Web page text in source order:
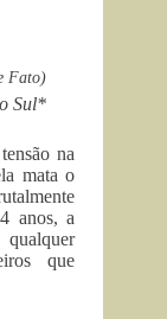
Fato)
Sul*
na
mata o
anos, a
que